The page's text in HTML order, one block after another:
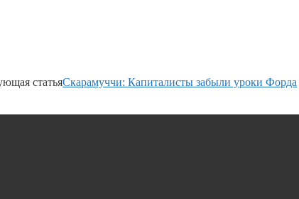
статьяСкарамуччи: Капиталисты забыли уроки Форда